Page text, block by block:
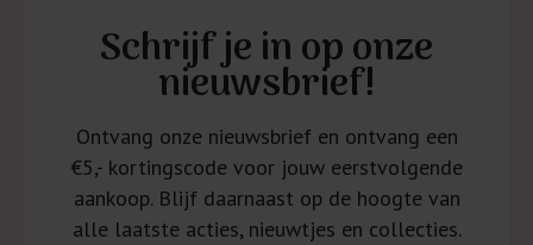
Schrijf je in op onze
nieuwsbrief!
Ontvang onze nieuwsbrief en ontvang een
€5,- kortingscode voor jouw eerstvolgende
aankoop. Blijf daarnaast op de hoogte van
alle laatste acties, nieuwtjes en collecties.